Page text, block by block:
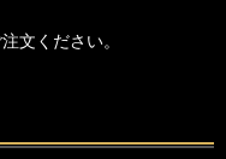
文ください。